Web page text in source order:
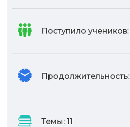
Поступило учеников:
Продолжительность:
Темы: 11